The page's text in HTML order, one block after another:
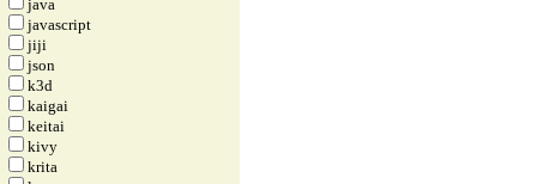
java
javascript
jiji
json
k3d
kaigai
keitai
kivy
krita